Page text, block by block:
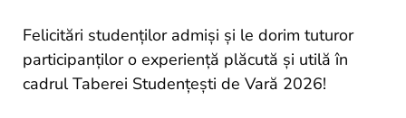
Felicitări studenților admiși și le dorim tuturor
participanților o experiență plăcută și utilă în
cadrul Taberei Studențești de Vară 2026!